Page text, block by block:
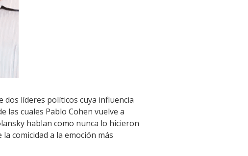
dos líderes políticos cuya influencia
las cuales Pablo Cohen vuelve a
hablan como nunca lo hicieron
comicidad a la emoción más